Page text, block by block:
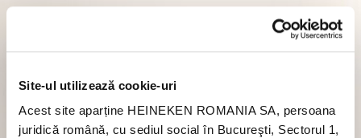
Site-ul utilizează cookie-uri
Acest site aparține HEINEKEN ROMANIA SA, persoana
juridică română, cu sediul social în Bucureşti, Sectorul 1,